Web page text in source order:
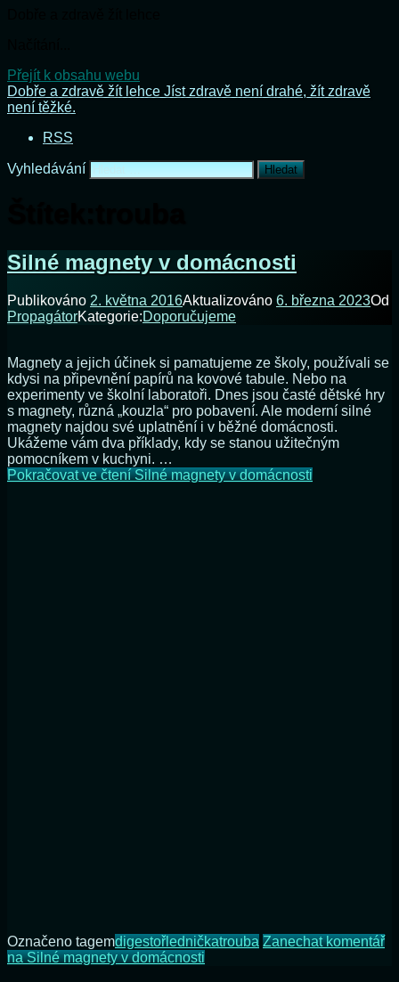
Přejít k obsahu webu
Dobře a zdravě žít lehce Jíst zdravě není drahé, žít zdravě
není těžké.
RSS
Vyhledávání
Silné magnety v domácnosti
Publikováno 2. května 2016Aktualizováno 6. března 2023Od
PropagátorKategorie:Doporučujeme
Magnety a jejich účinek si pamatujeme ze školy, používali se
kdysi na připevnění papírů na kovové tabule. Nebo na
experimenty ve školní laboratoři. Dnes jsou časté dětské hry
s magnety, různá „kouzla“ pro pobavení. Ale moderní silné
magnety najdou své uplatnění i v běžné domácnosti.
Ukážeme vám dva příklady, kdy se stanou užitečným
pomocníkem v kuchyni. …
Pokračovat ve čteníSilné magnety v domácnosti
Označeno tagemdigestořledničkatrouba Zanechat komentář
na Silné magnety v domácnosti